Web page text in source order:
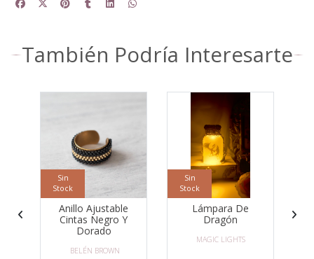
También Podría Interesarte
Sin
Stock
Anillo Ajustable
Cintas Negro Y
Dorado
BELÉN BROWN
Sin
Stock
Lámpara De
Dragón
MAGIC LIGHTS